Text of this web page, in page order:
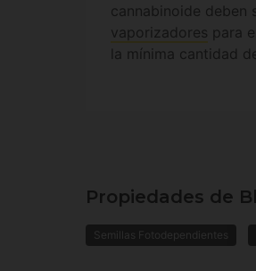
cannabinoide deben
vaporizadores para
la mínima cantidad
Propiedades de
Semillas Fotodependientes